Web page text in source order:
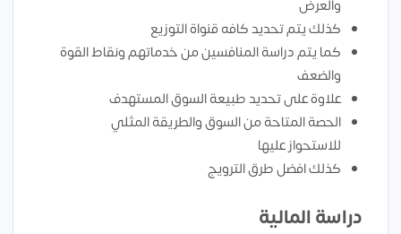
والعرض
كذلك يتم تحديد كافه قنواة التوزيع
كما يتم دراسة المنافسين من خدماتهم ونقاط القوة
والضعف
علاوة على تحديد طبيعة السوق المستهدف
الحصة المتاحة من السوق والطريقة المثلي
للاستحواز عليها
كذلك افضل طرق الترويج
دراسة المالية